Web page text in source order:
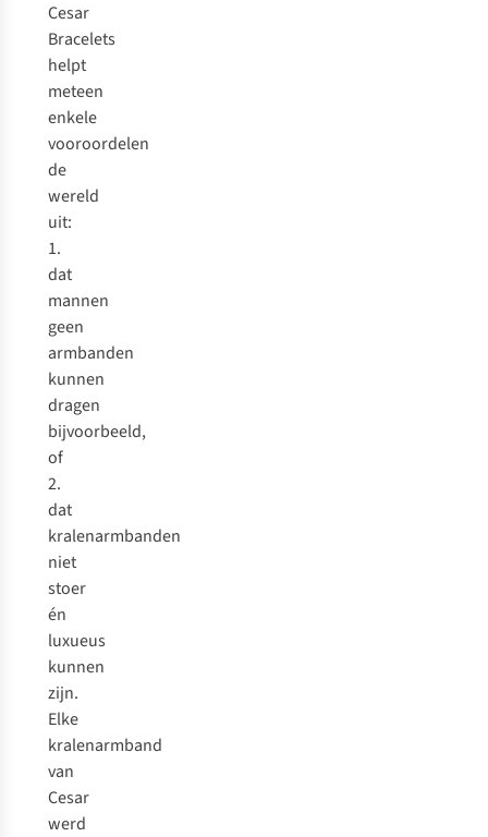
Cesar
Bracelets
helpt
meteen
enkele
vooroordelen
de
wereld
uit:
1.
dat
mannen
geen
armbanden
kunnen
dragen
bijvoorbeeld,
of
2.
dat
kralenarmbanden
niet
stoer
én
luxueus
kunnen
zijn.
Elke
kralenarmband
van
Cesar
werd